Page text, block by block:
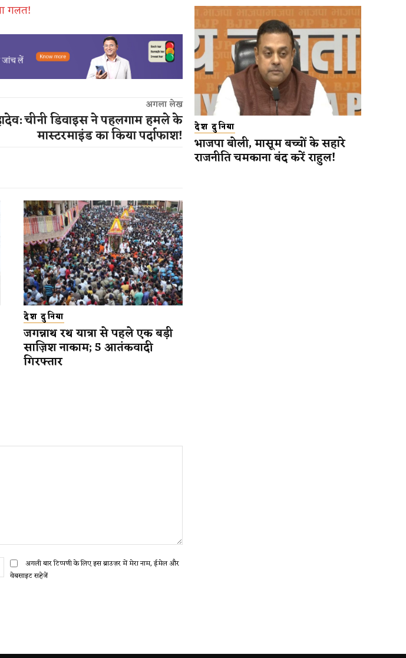
गलत!
अगला लेख
चीनी डिवाइस ने पहलगाम हमले के
मास्टरमाइंड का किया पर्दाफाश!
देश दुनिया
जगन्नाथ रथ यात्रा से पहले एक बड़ी
साज़िश नाकाम; 5 आतंकवादी
गिरफ्तार
ईमेल:*अगली बार टिप्पणी के लिए इस ब्राउज़र में मेरा नाम, ईमेल और
वेबसाइट सहेजें
देश दुनिया
भाजपा बोली, मासूम बच्चों के सहारे
राजनीति चमकाना बंद करें राहुल!